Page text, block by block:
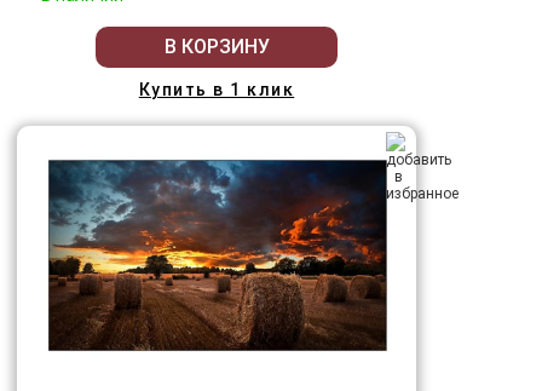
В КОРЗИНУ
Купить в 1 клик